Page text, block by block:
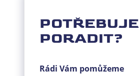
PORADIT?
Rádi Vám pomůžeme